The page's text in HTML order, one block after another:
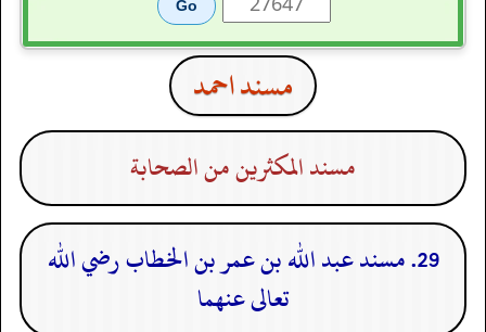
مسند احمد
مسند المكثرين من الصحابة
29. مسند عبد الله بن عمر بن الخطاب رضي الله
تعالى عنهما